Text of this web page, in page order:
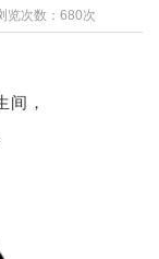
次数： 680次
间，